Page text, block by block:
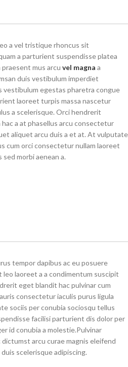
a vel tristique rhoncus sit
a parturient suspendisse platea
mus arcu vel magna a
duis vestibulum imperdiet
egestas pharetra congue
laoreet turpis massa nascetur
a scelerisque. Orci hendrerit
a at phasellus arcu consectetur
aliquet arcu duis a et at. At vulputate
cum orci consectetur nullam laoreet
morbi aenean a.
tempor dapibus ac eu posuere
laoreet a a condimentum suscipit
eget blandit hac pulvinar cum
consectetur iaculis purus ligula
sociis per conubia sociosqu tellus
facilisi parturient dis dolor per
id conubia a molestie.Pulvinar
arcu curae magnis eleifend
scelerisque adipiscing.